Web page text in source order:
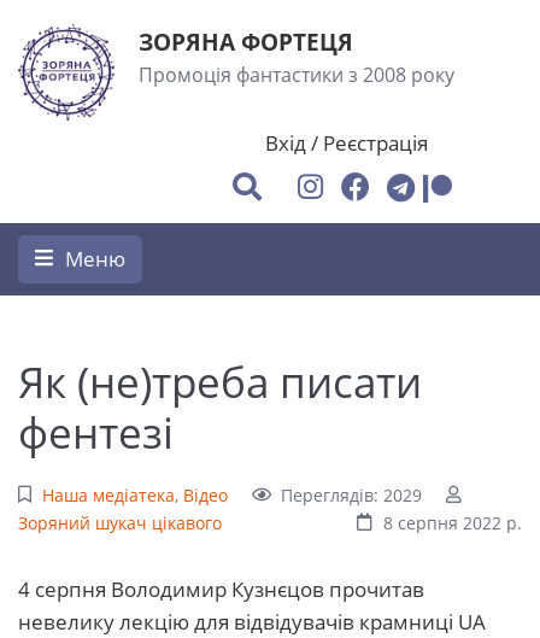
ЗОРЯНА ФОРТЕЦЯ
Промоція фантастики з 2008 року
Вхід/ Реєстрація
Меню
Як (не)треба писати
фентезі
Наша медіатека, Відео
Переглядів: 2029
Зоряний шукач цікавого
8 серпня 2022 р.
4 серпня Володимир Кузнєцов прочитав
невелику лекцію для відвідувачів крамниці UA